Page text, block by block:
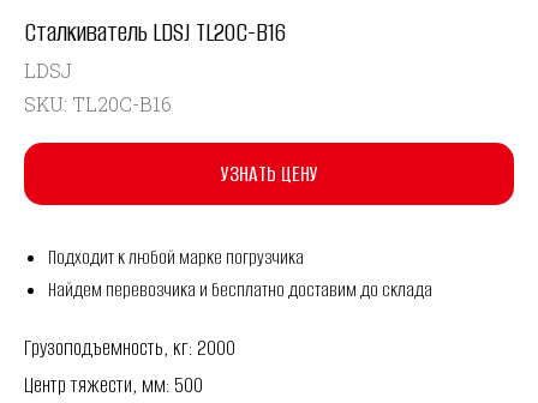
Сталкиватель LDSJ TL20C-B16
LDSJ
SKU: TL20C-B16
УЗНАТЬ ЦЕНУ
Подходит к любой марке погрузчика
Найдем перевозчика и бесплатно доставим до склада
Грузоподъемность, кг: 2000
Центр тяжести, мм: 500